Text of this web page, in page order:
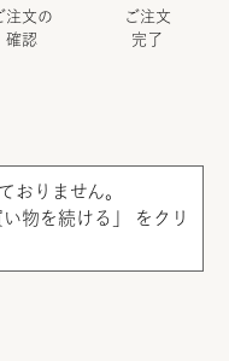
注文の
確認
ご注文
完了
おりません。
物を続ける」 をクリ